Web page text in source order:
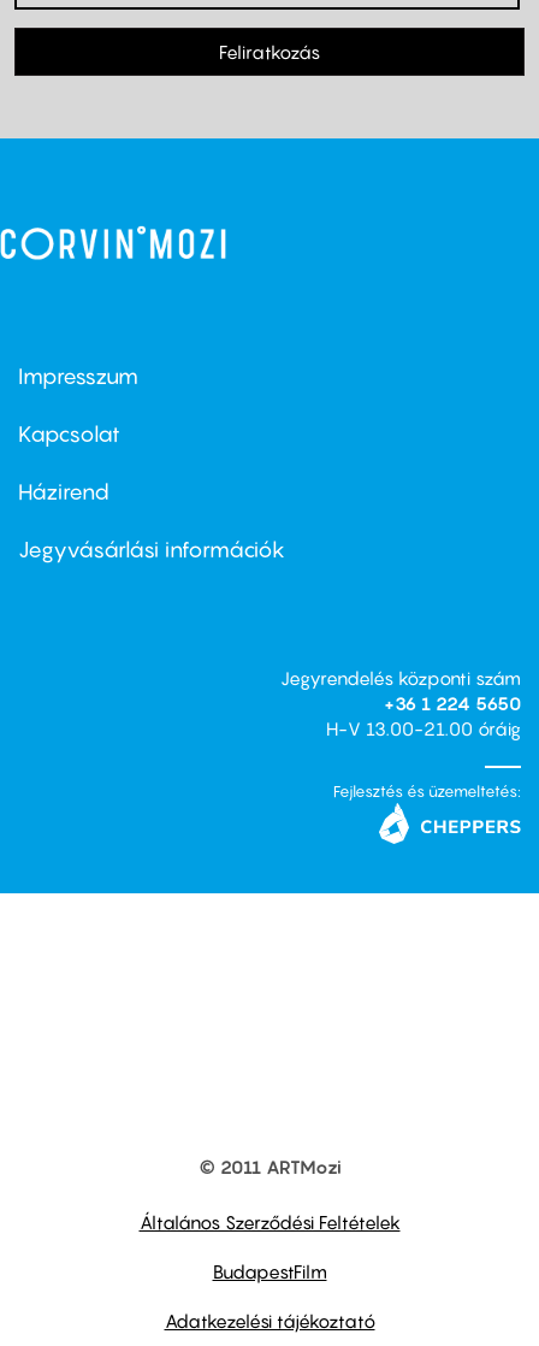
Feliratkozás
Footer
first
Impresszum
Kapcsolat
Footer
second
Házirend
Jegyvásárlási információk
Jegyrendelés központi szám
+36 1 224 5650
H-V 13.00-21.00 óráig
Fejlesztés és üzemeltetés:
© 2011 ARTMozi
Általános Szerződési Feltételek
BudapestFilm
Adatkezelési tájékoztató